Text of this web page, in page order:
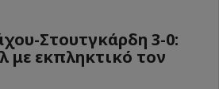
Στουτγκάρδη 3-0:
με εκπληκτικό τον